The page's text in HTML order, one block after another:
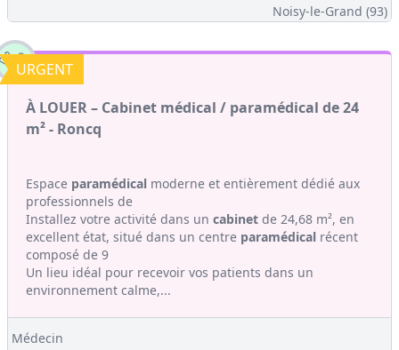
Noisy-le-Grand (93)
URGENT
À LOUER – Cabinet médical / paramédical de 24
m² - Roncq
Espace paramédical moderne et entièrement dédié aux
professionnels de
Installez votre activité dans un cabinet de 24,68 m², en
excellent état, situé dans un centre paramédical récent
composé de 9
Un lieu idéal pour recevoir vos patients dans un
environnement calme,...
Médecin